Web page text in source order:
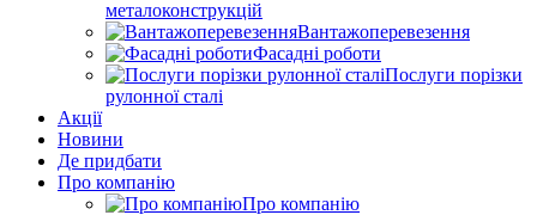
металоконструкцій
Вантажоперевезення
Фасадні роботи
Послуги порізки
рулонної сталі
Акції
Новини
Де придбати
Про компанію
Про компанію